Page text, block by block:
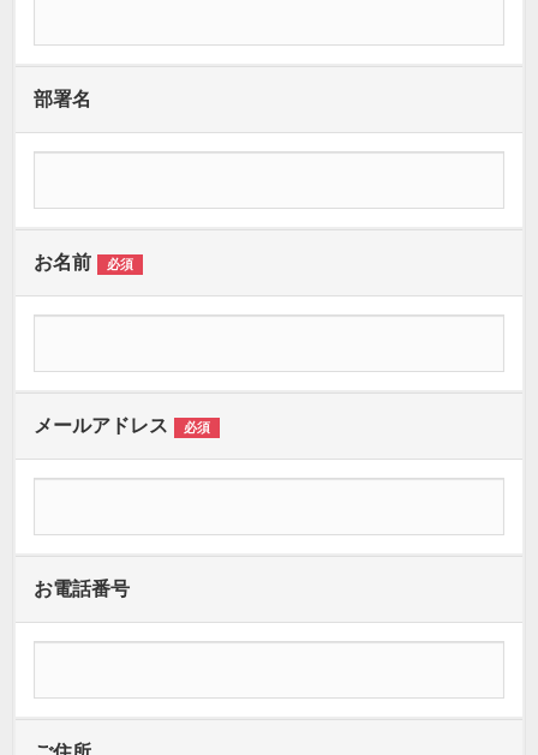
部署名
お名前 必須
メールアドレス 必須
お電話番号